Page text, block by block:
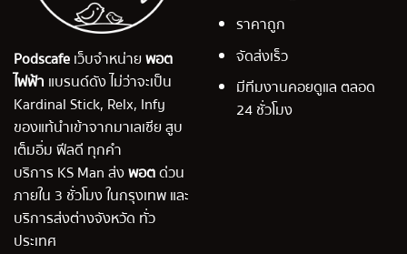
Podscafeเว็บจำหน่ายพอต
ไฟฟ้า แบรนด์ดัง ไม่ว่าจะเป็น
Kardinal Stick, Relx, Infy
ของแท้นำเข้าจากมาเลเซีย สูบ
เต็มอิ่ม ฟีลดี ทุกคำ
บริการ KS Man ส่งพอตด่วน
ภายใน 3 ชั่วโมง ในกรุงเทพ และ
บริการส่งต่างจังหวัด ทั่ว
ประเทศ
ราคาถูก
จัดส่งเร็ว
มีทีมงานคอยดูแล ตลอด
24 ชั่วโมง